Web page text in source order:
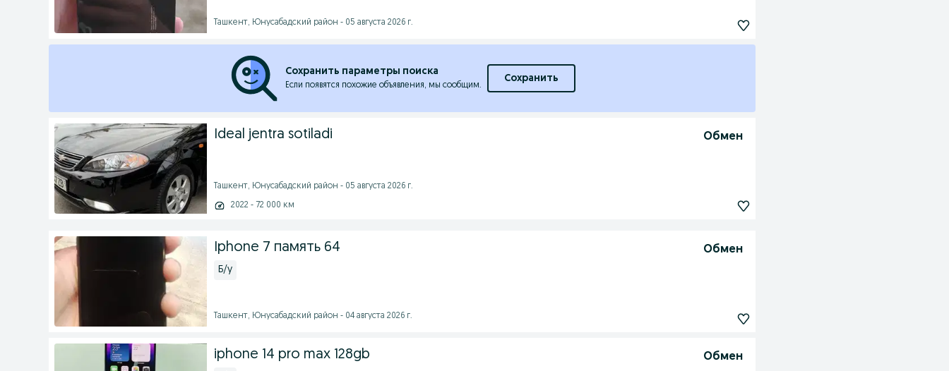
Ташкент, Юнусабадский район - 05 августа 2026 г.
Сохранить параметры поиска
Если появятся похожие объявления, мы сообщим.
Сохранить
Ideal jentra sotiladi Обмен
Ташкент, Юнусабадский район - 05 августа 2026 г.
2022 - 72 000 км
Iphone 7 память 64 Обмен
Б/у
Ташкент, Юнусабадский район - 04 августа 2026 г.
iphone 14 pro max 128gb Обмен